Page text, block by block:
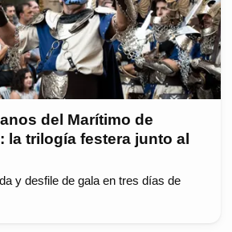
del Marítimo de
la trilogía festera junto al
y desfile de gala en tres días de